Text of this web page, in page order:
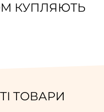
КУПЛЯЮТЬ
ТОВАРИ